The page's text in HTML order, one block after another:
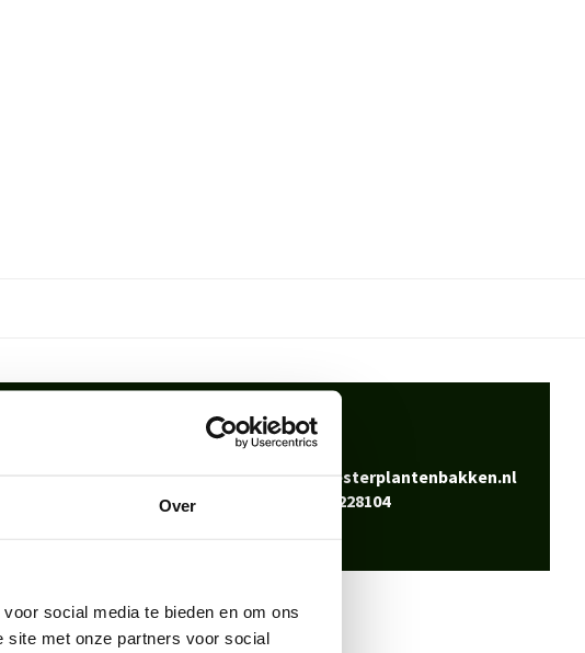
Over
social media te bieden en om ons
site met onze partners voor social
Bel0344-228104
info@polyesterplantenbakken.nl
0344-228104